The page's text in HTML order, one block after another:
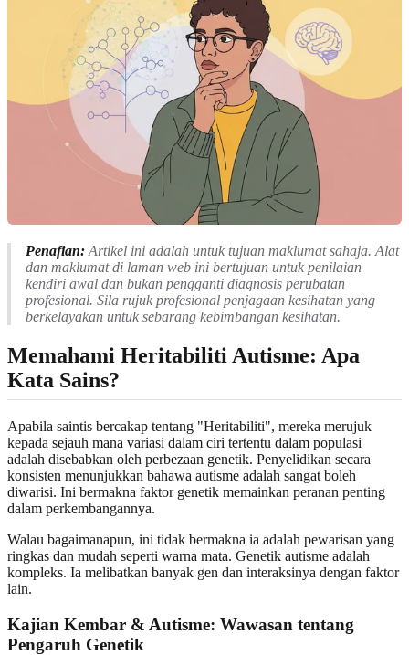
Penafian: Artikel ini adalah untuk tujuan maklumat sahaja. Alat
dan maklumat di laman web ini bertujuan untuk penilaian
kendiri awal dan bukan pengganti diagnosis perubatan
profesional. Sila rujuk profesional penjagaan kesihatan yang
berkelayakan untuk sebarang kebimbangan kesihatan.
Memahami Heritabiliti Autisme: Apa
Kata Sains?
Apabila saintis bercakap tentang "Heritabiliti", mereka merujuk
kepada sejauh mana variasi dalam ciri tertentu dalam populasi
adalah disebabkan oleh perbezaan genetik. Penyelidikan secara
konsisten menunjukkan bahawa autisme adalah sangat boleh
diwarisi. Ini bermakna faktor genetik memainkan peranan penting
dalam perkembangannya.
Walau bagaimanapun, ini tidak bermakna ia adalah pewarisan yang
ringkas dan mudah seperti warna mata. Genetik autisme adalah
kompleks. Ia melibatkan banyak gen dan interaksinya dengan faktor
lain.
Kajian Kembar & Autisme: Wawasan tentang
Pengaruh Genetik